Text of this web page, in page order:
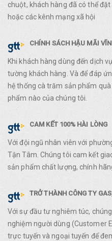
chuột, khách hàng đã có thể
hoặc các kênh mạng xã hội
CHÍNH SÁCH HẬU MÃI
Khi khách hàng dùng đến dịch
tường khách hàng. Và để đáp
hệ thống cà trăm sản phẩm
phẩm nào của chúng tôi.
CAM KẾT 100% HÀI LÒNG
Với đội ngũ nhân viên với
Tận Tâm. Chúng tôi cam kết
sản phẩm chất lượng, chính
TRỞ THÀNH CÔNG TY
Với sự đầu tư nghiêm túc,
nghiệm người dùng (Customer
trực tuyến và ngoại tuyến để